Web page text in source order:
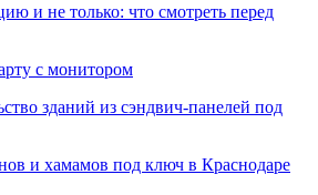
и не только: что смотреть перед
с монитором
зданий из сэндвич-панелей под
и хамамов под ключ в Краснодаре